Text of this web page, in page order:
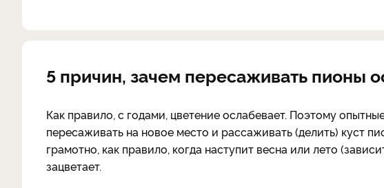
5 причин, зачем пересаживать пионы
Как правило, с годами, цветение ослабевает. Поэтому
пересаживать на новое место и рассаживать (делить) куст
грамотно, как правило, когда наступит весна или лето
зацветает.